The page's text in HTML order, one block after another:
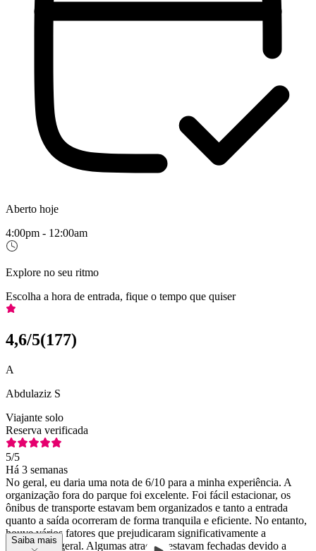
Aberto hoje
4:00pm - 12:00am
Explore no seu ritmo
Escolha a hora de entrada, fique o tempo que quiser
4,6/5(177)
A
Abdulaziz S
Viajante solo
Reserva verificada
5/5
Há 3 semanas
No geral, eu daria uma nota de 6/10 para a minha experiência. A
organização fora do parque foi excelente. Foi fácil estacionar, os
ônibus de transporte estavam bem organizados e tanto a entrada
quanto a saída ocorreram de forma tranquila e eficiente. No entanto,
houve vários fatores que prejudicaram significativamente a
experiência geral. Algumas atrações estavam fechadas devido a
Saiba mais